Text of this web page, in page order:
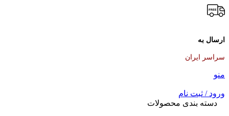
ارسال به
سراسر ایران
منو
ورود / ثبت نام
دسته بندی محصولات